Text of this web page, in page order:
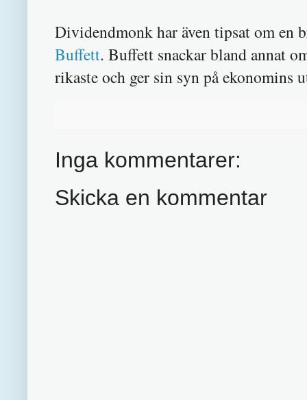
Dividendmonk har även tipsat om en
Buffett. Buffett snackar bland annat
rikaste och ger sin syn på ekonomins
Inga kommentarer:
Skicka en kommentar